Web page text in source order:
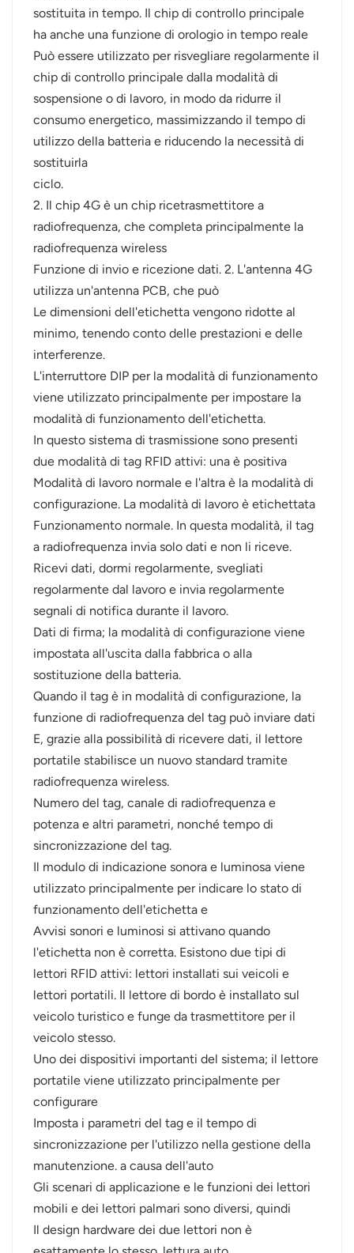
sostituita in tempo. Il chip di controllo principale
ha anche una funzione di orologio in tempo reale
Può essere utilizzato per risvegliare regolarmente il
chip di controllo principale dalla modalità di
sospensione o di lavoro, in modo da ridurre il
consumo energetico, massimizzando il tempo di
utilizzo della batteria e riducendo la necessità di
sostituirla
ciclo.
2. Il chip 4G è un chip ricetrasmettitore a
radiofrequenza, che completa principalmente la
radiofrequenza wireless
Funzione di invio e ricezione dati. 2. L'antenna 4G
utilizza un'antenna PCB, che può
Le dimensioni dell'etichetta vengono ridotte al
minimo, tenendo conto delle prestazioni e delle
interferenze.
L'interruttore DIP per la modalità di funzionamento
viene utilizzato principalmente per impostare la
modalità di funzionamento dell'etichetta.
In questo sistema di trasmissione sono presenti
due modalità di tag RFID attivi: una è positiva
Modalità di lavoro normale e l'altra è la modalità di
configurazione. La modalità di lavoro è etichettata
Funzionamento normale. In questa modalità, il tag
a radiofrequenza invia solo dati e non li riceve.
Ricevi dati, dormi regolarmente, svegliati
regolarmente dal lavoro e invia regolarmente
segnali di notifica durante il lavoro.
Dati di firma; la modalità di configurazione viene
impostata all'uscita dalla fabbrica o alla
sostituzione della batteria.
Quando il tag è in modalità di configurazione, la
funzione di radiofrequenza del tag può inviare dati
E, grazie alla possibilità di ricevere dati, il lettore
portatile stabilisce un nuovo standard tramite
radiofrequenza wireless.
Numero del tag, canale di radiofrequenza e
potenza e altri parametri, nonché tempo di
sincronizzazione del tag.
Il modulo di indicazione sonora e luminosa viene
utilizzato principalmente per indicare lo stato di
funzionamento dell'etichetta e
Avvisi sonori e luminosi si attivano quando
l'etichetta non è corretta. Esistono due tipi di
lettori RFID attivi: lettori installati sui veicoli e
lettori portatili. Il lettore di bordo è installato sul
veicolo turistico e funge da trasmettitore per il
veicolo stesso.
Uno dei dispositivi importanti del sistema; il lettore
portatile viene utilizzato principalmente per
configurare
Imposta i parametri del tag e il tempo di
sincronizzazione per l'utilizzo nella gestione della
manutenzione. a causa dell'auto
Gli scenari di applicazione e le funzioni dei lettori
mobili e dei lettori palmari sono diversi, quindi
Il design hardware dei due lettori non è